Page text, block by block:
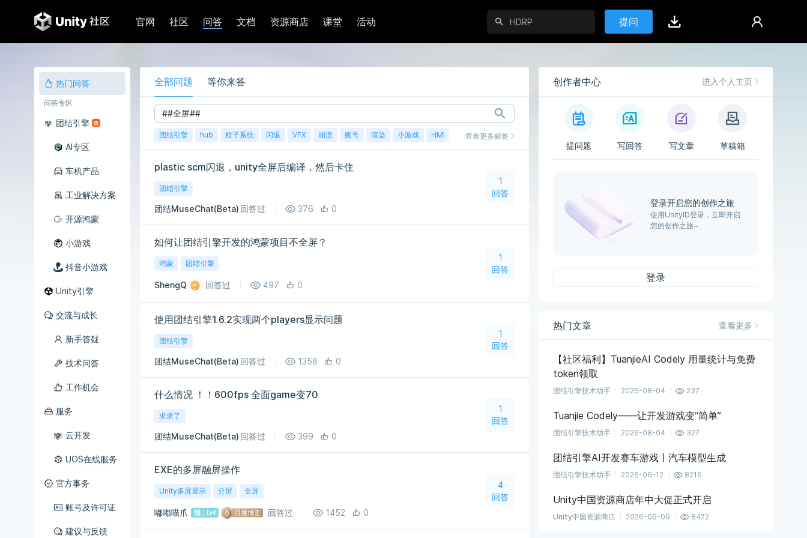
官网 社区 问答 文档 资源商店 课堂 活动 提问
热门问答
问答专区
团结引擎
AI专区
车机产品
工业解决方案
开源鸿蒙
小游戏
抖音小游戏
Unity引擎
交流与成长
新手答疑
技术问答
工作机会
服务
云开发
UOS在线服务
官方事务
账号及许可证
建议与反馈
全部问题 等你来答
团结引擎 hub 粒子系统 闪退 VFX 崩溃 账号 渲染 小游戏 HMI 鸿蒙查看更多标签
plastic scm闪退，unity全屏后编译，然后卡住
团结引擎
团结MuseChat(Beta) 回答过 376 0
1
回答
如何让团结引擎开发的鸿蒙项目不全屏？
鸿蒙 团结引擎
ShengQ 回答过 497 0
1
回答
使用团结引擎1.6.2实现两个players显示问题
团结引擎
团结MuseChat(Beta) 回答过 1358 0
1
回答
什么情况 ！！600fps 全面game变70
求求了
团结MuseChat(Beta) 回答过 399 0
1
回答
EXE的多屏融屏操作
Unity多屏显示 分屏 全屏
嘟嘟喵爪 回答过 1452 0
4
回答
创作者中心 进入个人主页
提问题 写回答 写文章 草稿箱
登录开启您的创作之旅
使用UnityID登录，立即开启
您的创作之旅~
登录
热门文章 查看更多
【社区福利】TuanjieAI Codely 用量统计与免费
token领取
团结引擎技术助手 2026-08-04 237
Tuanjie Codely——让开发游戏变“简单”
团结引擎技术助手 2026-08-04 327
团结引擎AI开发赛车游戏丨汽车模型生成
团结引擎技术助手 2026-06-12 8216
Unity中国资源商店年中大促正式开启
Unity中国资源商店 2026-06-09 8472